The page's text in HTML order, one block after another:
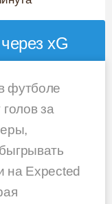
xG
футболе
за
на Expected